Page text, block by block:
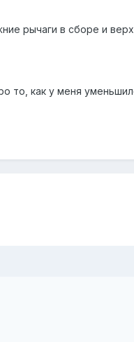
рычаги в сборе и
то, как у меня